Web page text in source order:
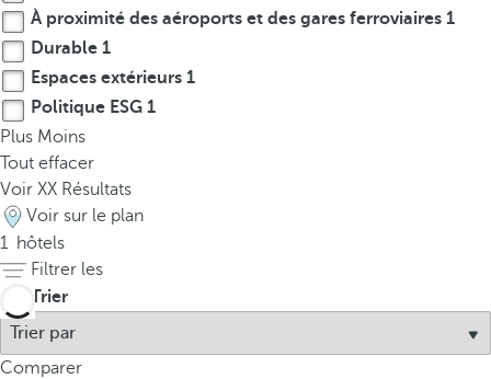
.
À proximité des aéroports et des gares ferroviaires 1
Durable 1
Espaces extérieurs 1
Politique ESG 1
Plus Moins
Tout effacer
Voir XX Résultats
Voir sur le plan
1 hôtels
Filtrer les
Trier
Comparer